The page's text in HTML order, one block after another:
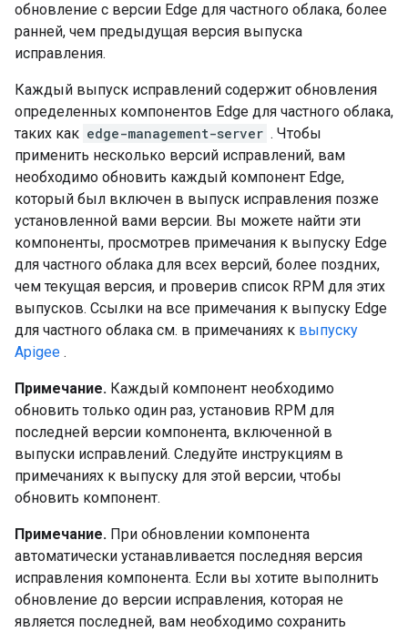
обновление с версии Edge для частного облака, более
ранней, чем предыдущая версия выпуска
исправления.
Каждый выпуск исправлений содержит обновления
определенных компонентов Edge для частного облака,
таких как edge-management-server . Чтобы
применить несколько версий исправлений, вам
необходимо обновить каждый компонент Edge,
который был включен в выпуск исправления позже
установленной вами версии. Вы можете найти эти
компоненты, просмотрев примечания к выпуску Edge
для частного облака для всех версий, более поздних,
чем текущая версия, и проверив список RPM для этих
выпусков. Ссылки на все примечания к выпуску Edge
для частного облака см. в примечаниях к выпуску
Apigee .
Примечание. Каждый компонент необходимо
обновить только один раз, установив RPM для
последней версии компонента, включенной в
выпуски исправлений. Следуйте инструкциям в
примечаниях к выпуску для этой версии, чтобы
обновить компонент.
Примечание. При обновлении компонента
автоматически устанавливается последняя версия
исправления компонента. Если вы хотите выполнить
обновление до версии исправления, которая не
является последней, вам необходимо сохранить